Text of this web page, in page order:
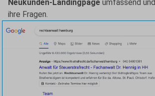
Neukunden-Landingpage umfassend
ihre Fragen.